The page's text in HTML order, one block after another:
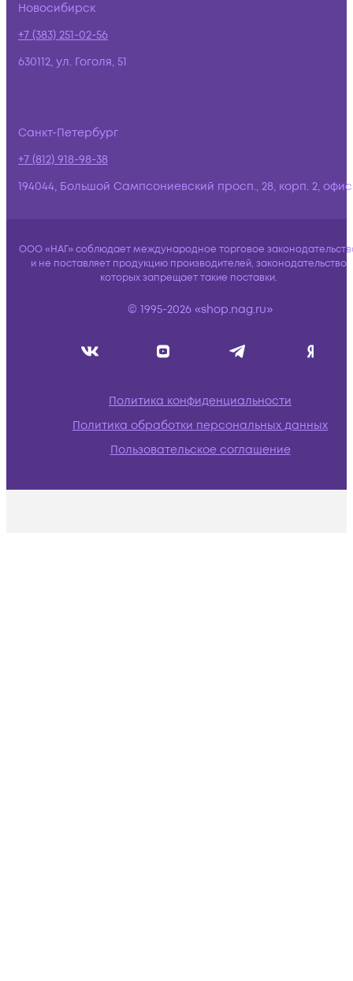
Новосибирск
+7 (383) 251-02-56
630112, ул. Гоголя, 51
Санкт-Петербург
+7 (812) 918-98-38
194044, Большой Сампсониевский просп., 28, корп. 2,
ООО «НАГ» соблюдает международное торговое
и не поставляет продукцию производителей, законодательство
которых запрещает такие поставки.
© 1995-2026 «shop.nag.ru»
Политика конфиденциальности
Политика обработки персональных данных
Пользовательское соглашение